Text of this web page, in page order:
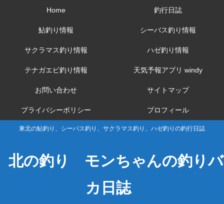
東北の鮎釣り、シーバス釣り、サクラマス釣り、ハゼ釣りの釣行日誌
北の釣り モンちゃんの釣りバ
カ日誌
Home 釣行日誌
鮎釣り情報 シーバス釣り情報
サクラマス釣り情報 ハゼ釣り情報
テナガエビ釣り情報 天気予報アプリ windy
お問い合わせ サイトマップ
プライバシーポリシー プロフィール